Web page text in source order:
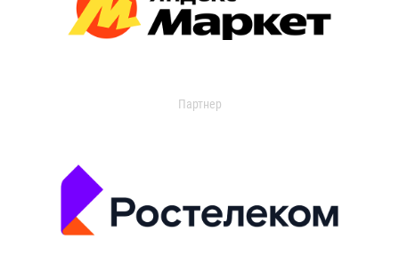
Партнер